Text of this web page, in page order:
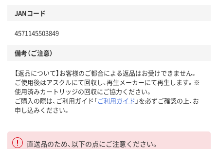
JANコード
4571145503849
備考（ご注意）
【返品について】お客様のご都合による返品はお受けできません。
ご使用後はアスクルにて回収し、再生メーカーにて再生します。※
使用済みカートリッジの回収にご協力ください。
ご購入の際は、ご利用ガイド「ご利用ガイド 」を必ずご確認の上、お
申し込みください。
直送品のため、以下の点にご注意ください。